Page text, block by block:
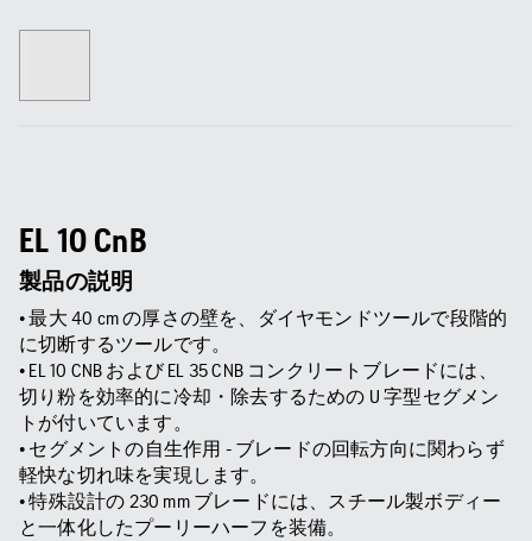
EL 10 CnB
製品の説明
• 最大 40 cm の厚さの壁を、ダイヤモンドツールで段階的
に切断するツールです。
• EL 10 CNB および EL 35 CNB コンクリートブレードには、
切り粉を効率的に冷却・除去するための U 字型セグメン
トが付いています。
• セグメントの自生作用 - ブレードの回転方向に関わらず
軽快な切れ味を実現します。
• 特殊設計の 230 mm ブレードには、スチール製ボディー
と一体化したプーリーハーフを装備。